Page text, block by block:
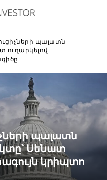
պալատն
ուղարկելով
պալատն
Սենատ
կրիպտո